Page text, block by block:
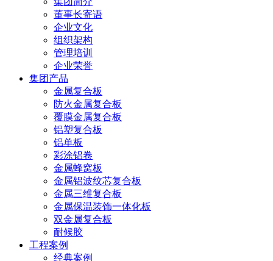
董事长寄语
企业文化
组织架构
管理培训
企业荣誉
集团产品
金属复合板
防火金属复合板
覆膜金属复合板
铝塑复合板
铝单板
彩涂铝卷
金属蜂窝板
金属铝波纹芯复合板
金属三维复合板
金属保温装饰一体化板
双金属复合板
耐候胶
工程案例
经典案例